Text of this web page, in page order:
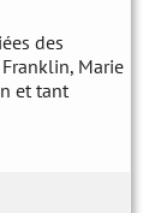
des
Marie
et tant